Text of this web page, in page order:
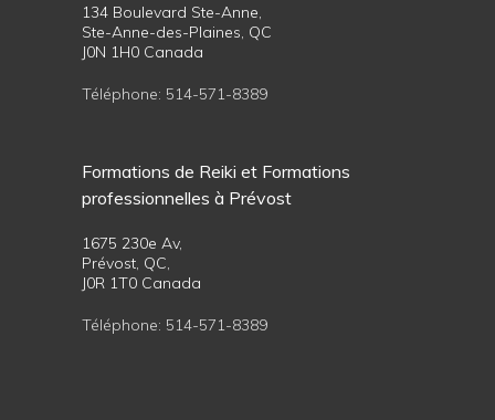
134 Boulevard Ste-Anne,
Ste-Anne-des-Plaines, QC
J0N 1H0 Canada
Téléphone: 514-571-8389
Formations de Reiki et Formations
professionnelles à Prévost
1675 230e Av,
Prévost, QC,
J0R 1T0 Canada
Téléphone: 514-571-8389